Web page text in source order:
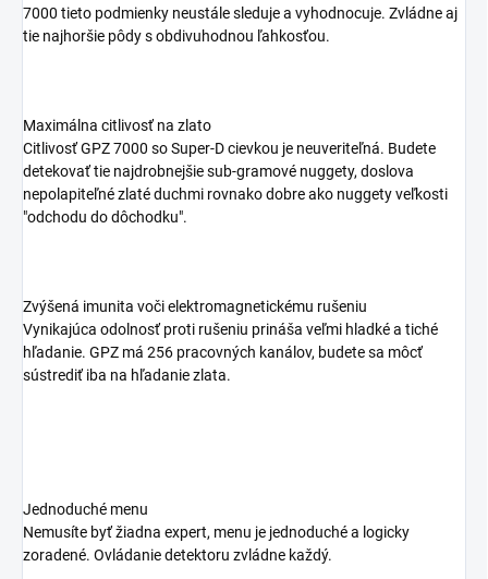
7000 tieto podmienky neustále sleduje a vyhodnocuje. Zvládne aj
tie najhoršie pôdy s obdivuhodnou ľahkosťou.
Maximálna citlivosť na zlato
Citlivosť GPZ 7000 so Super-D cievkou je neuveriteľná. Budete
detekovať tie najdrobnejšie sub-gramové nuggety, doslova
nepolapiteľné zlaté duchmi rovnako dobre ako nuggety veľkosti
"odchodu do dôchodku".
Zvýšená imunita voči elektromagnetickému rušeniu
Vynikajúca odolnosť proti rušeniu prináša veľmi hladké a tiché
hľadanie. GPZ má 256 pracovných kanálov, budete sa môcť
sústrediť iba na hľadanie zlata.
Jednoduché menu
Nemusíte byť žiadna expert, menu je jednoduché a logicky
zoradené. Ovládanie detektoru zvládne každý.